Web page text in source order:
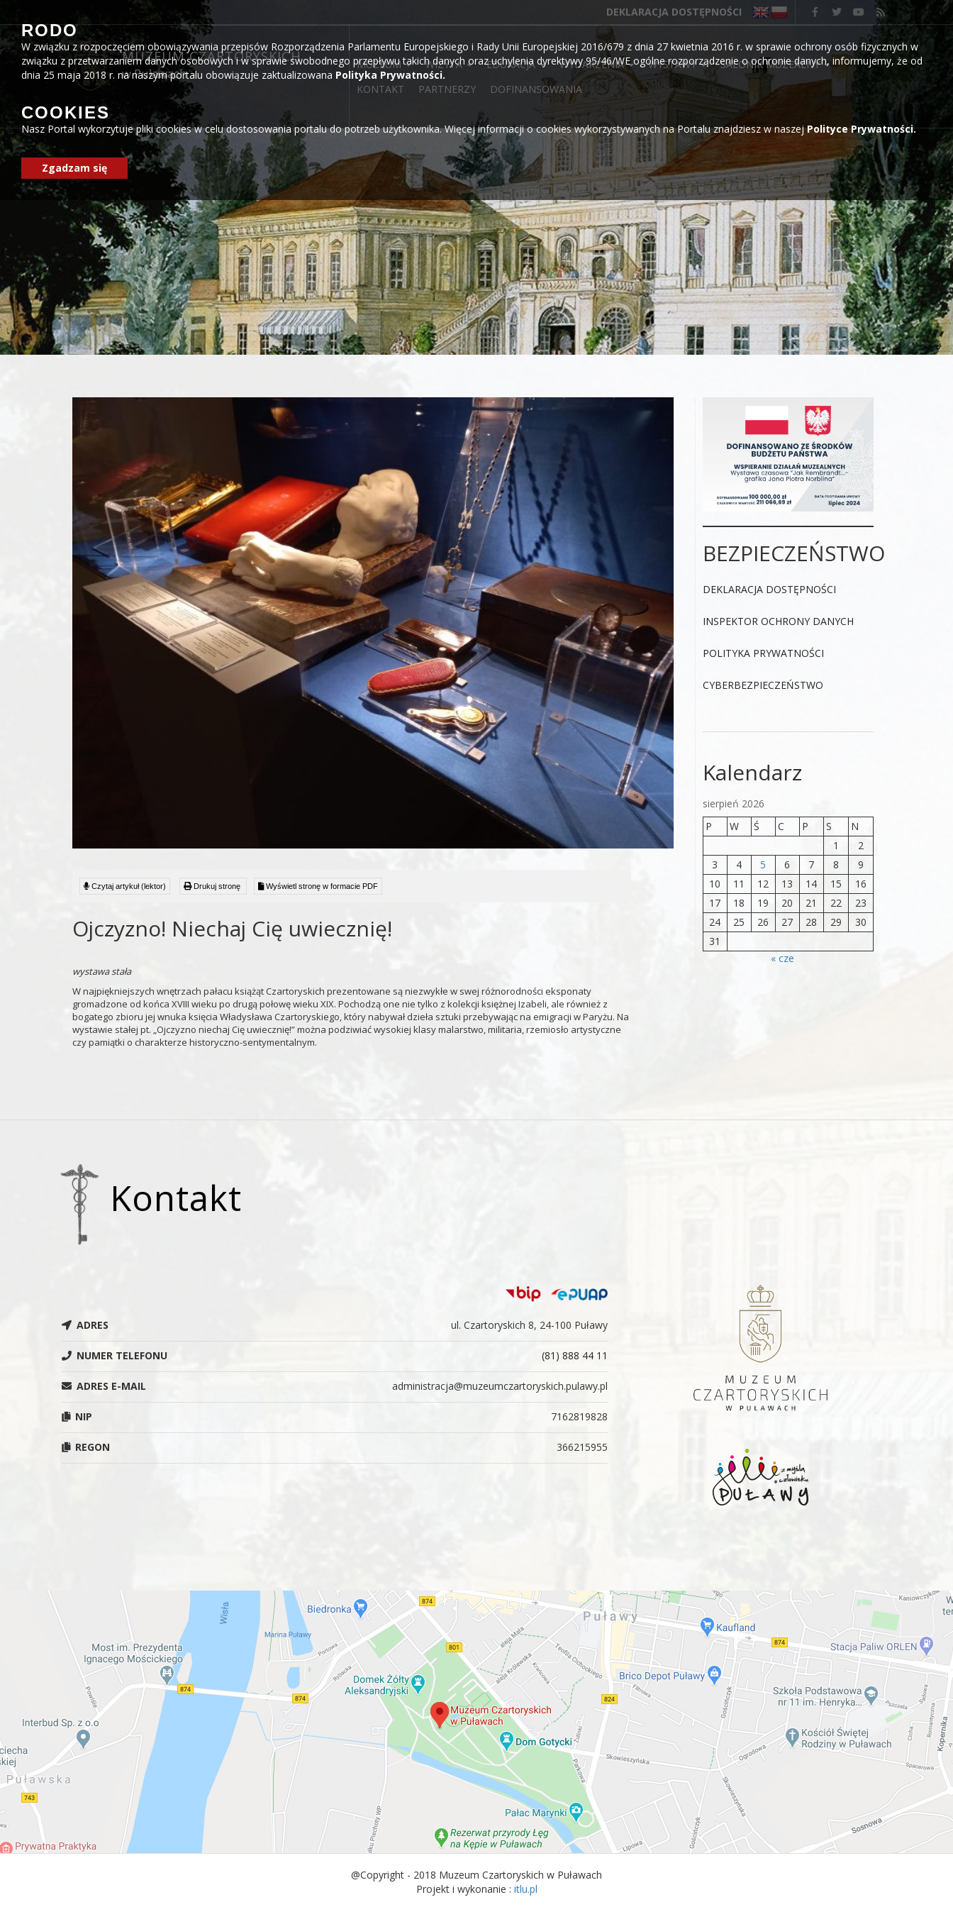
DEKLARACJA DOSTĘPNOŚCI
MUZEUM CZARTORYSKICH
w Puławach
MUZEUM WIZYTA EDUKACJA WYDARZENIA WYSTAWY
SALONIK MUZEALNY
KONTAKT
PARTNERZY DOFINANSOWANIA
Czytaj artykuł (lektor) Drukuj stronę Wyświetl stronę w formacie PDF
Ojczyzno! Niechaj Cię uwiecznię!
wystawa stała
W najpiękniejszych wnętrzach pałacu książąt Czartoryskich prezentowane są niezwykłe w swej różnorodności eksponaty
gromadzone od końca XVIII wieku po drugą połowę wieku XIX. Pochodzą one nie tylko z kolekcji księżnej Izabeli, ale również z
bogatego zbioru jej wnuka księcia Władysława Czartoryskiego, który nabywał dzieła sztuki przebywając na emigracji w Paryżu. Na
wystawie stałej pt. „Ojczyzno niechaj Cię uwiecznię!” można podziwiać wysokiej klasy malarstwo, militaria, rzemiosło artystyczne
czy pamiątki o charakterze historyczno-sentymentalnym.
BEZPIECZEŃSTWO
DEKLARACJA DOSTĘPNOŚCI
INSPEKTOR OCHRONY DANYCH
POLITYKA PRYWATNOŚCI
CYBERBEZPIECZEŃSTWO
Kalendarz
sierpień 2026
P
W Ś C P S
N
1
2
3
4 5 6 7 8
9
10
11 12 13 14 15
16
17
18 19 20 21 22
23
24
25 26 27 28 29
30
31
« cze
Kontakt
ADRES ul. Czartoryskich 8, 24-100 Puławy
NUMER TELEFONU (81) 888 44 11
ADRES E-MAIL administracja@muzeumczartoryskich.pulawy.pl
NIP 7162819828
REGON 366215955
@Copyright - 2018 Muzeum Czartoryskich w Puławach
Projekt i wykonanie : itlu.pl
RODO
W związku z rozpoczęciem obowiązywania przepisów Rozporządzenia Parlamentu Europejskiego i Rady Unii Europejskiej 2016/679 z dnia 27 kwietnia 2016 r. w sprawie ochrony osób fizycznych w
związku z przetwarzaniem danych osobowych i w sprawie swobodnego przepływu takich danych oraz uchylenia dyrektywy 95/46/WE ogólne rozporządzenie o ochronie danych, informujemy, że od
dnia 25 maja 2018 r. na naszym portalu obowiązuje zaktualizowana Polityka Prywatności.
COOKIES
Nasz Portal wykorzytuje pliki cookies w celu dostosowania portalu do potrzeb użytkownika. Więcej informacji o cookies wykorzystywanych na Portalu znajdziesz w naszejPolityce Prywatności.
Zgadzam się